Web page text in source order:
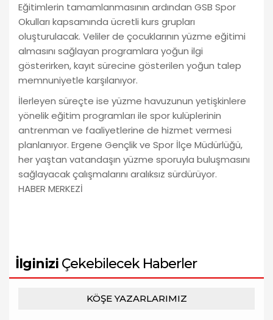
Eğitimlerin tamamlanmasının ardından GSB Spor
Okulları kapsamında ücretli kurs grupları
oluşturulacak. Veliler de çocuklarının yüzme eğitimi
almasını sağlayan programlara yoğun ilgi
gösterirken, kayıt sürecine gösterilen yoğun talep
memnuniyetle karşılanıyor.
İlerleyen süreçte ise yüzme havuzunun yetişkinlere
yönelik eğitim programları ile spor kulüplerinin
antrenman ve faaliyetlerine de hizmet vermesi
planlanıyor. Ergene Gençlik ve Spor İlçe Müdürlüğü,
her yaştan vatandaşın yüzme sporuyla buluşmasını
sağlayacak çalışmalarını aralıksız sürdürüyor.
HABER MERKEZİ
İlginizi Çekebilecek Haberler
KÖŞE YAZARLARIMIZ